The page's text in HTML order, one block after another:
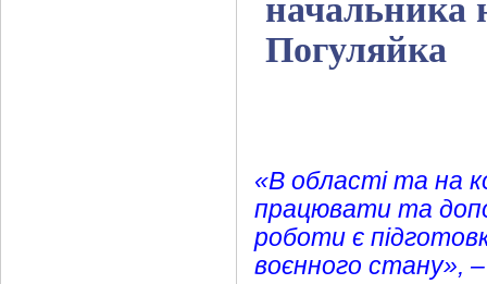
начальника
Погуляйка
«В області та на
працювати та
роботи є
воєнного стану», –